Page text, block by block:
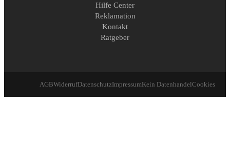
Hilfe Center
Reklamation
Kontakt
Ratgeber
AGBWiderrufDatenschutzImpressumKein DatenhandelCookies